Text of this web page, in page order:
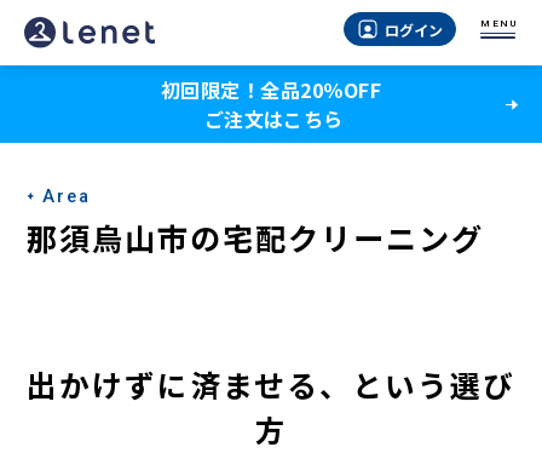
那
須
山
市
の
ク
リ
ログイン MENU
初回限定！全品20％OFF
ご注文はこちら
Area
那須烏山市の宅配クリーニング
出かけずに済ませる、という選び
方